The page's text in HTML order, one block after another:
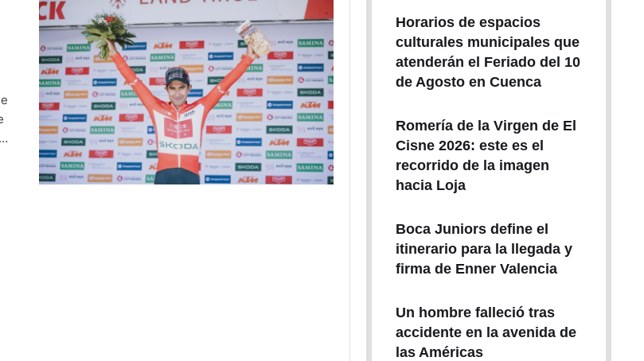
Horarios de espacios
culturales municipales que
atenderán el Feriado del 10
de Agosto en Cuenca
Romería de la Virgen de El
Cisne 2026: este es el
recorrido de la imagen
hacia Loja
Boca Juniors define el
itinerario para la llegada y
firma de Enner Valencia
Un hombre falleció tras
accidente en la avenida de
las Américas